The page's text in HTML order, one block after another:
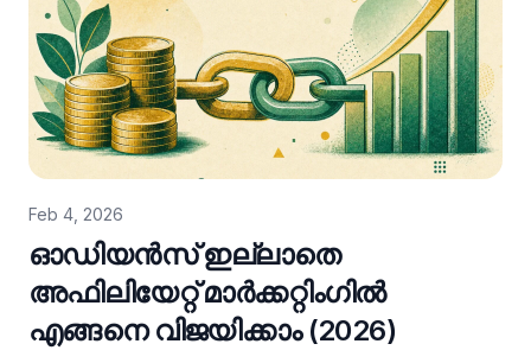
Feb 4, 2026
ഓഡിയൻസ് ഇല്ലാതെ
അഫിലിയേറ്റ് മാർക്കറ്റിംഗിൽ
എങ്ങനെ വിജയിക്കാം (2026)